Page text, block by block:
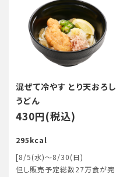
混ぜて冷やす とり天おろし
うどん
430円(税込)
295kcal
[8/5(水)～8/30(日)
但し販売予定総数27万食が完